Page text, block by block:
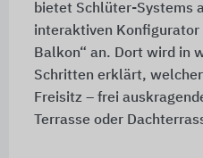
bietet Schlüter-Systems
interaktiven Konfigurator
Balkon“ an. Dort wird in
Schritten erklärt,
Freisitz – frei
Terrasse oder